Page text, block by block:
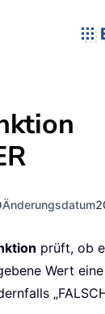
Änderungsdatum
prüft, ob
Wert